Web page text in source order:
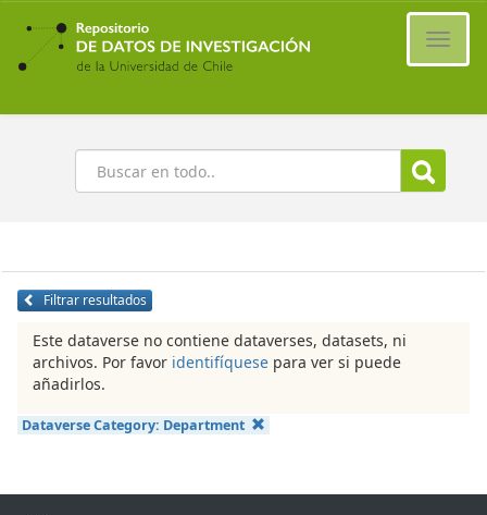
Ir
contenido
principal
Buscar
Filtrar resultados
Este dataverse no contiene dataverses, datasets, ni
archivos. Por favor identifíquese para ver si puede
añadirlos.
Dataverse Category: Department